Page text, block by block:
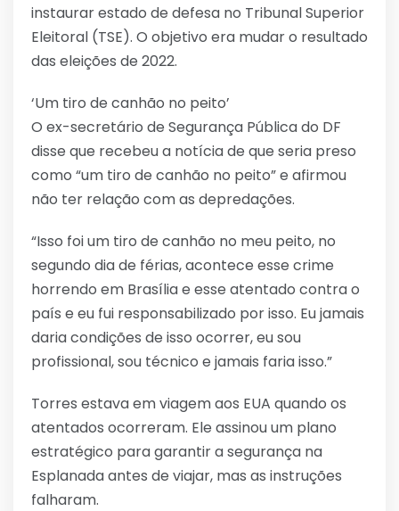
instaurar estado de defesa no Tribunal Superior
Eleitoral (TSE). O objetivo era mudar o resultado
das eleições de 2022.
‘Um tiro de canhão no peito’
O ex-secretário de Segurança Pública do DF
disse que recebeu a notícia de que seria preso
como “um tiro de canhão no peito” e afirmou
não ter relação com as depredações.
“Isso foi um tiro de canhão no meu peito, no
segundo dia de férias, acontece esse crime
horrendo em Brasília e esse atentado contra o
país e eu fui responsabilizado por isso. Eu jamais
daria condições de isso ocorrer, eu sou
profissional, sou técnico e jamais faria isso.”
Torres estava em viagem aos EUA quando os
atentados ocorreram. Ele assinou um plano
estratégico para garantir a segurança na
Esplanada antes de viajar, mas as instruções
falharam.